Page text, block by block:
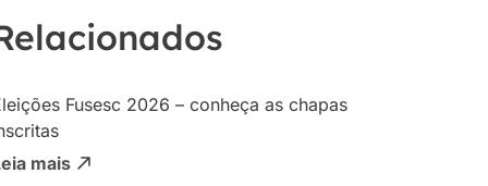
Fusesc 2026 – conheça as chapas
mais